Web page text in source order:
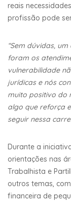
reais
profissão pode
“Sem dúvidas,
foram os
vulnerabilidade
jurídicas e nós
muito positivo do
algo que reforça
seguir nessa
Durante a
orientações nas
Trabalhista e
outros temas,
financeira de